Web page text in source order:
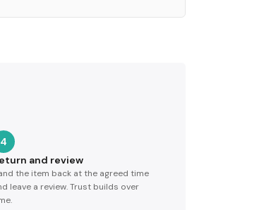
4
and review
the item back at the agreed time
leave a review. Trust builds over